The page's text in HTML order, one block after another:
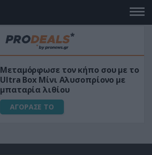
Μεταμόρφωσε τον κήπο σου με το
Ultra Box Μίνι Αλυσοπρίονο με
μπαταρία λιθίου
ΑΓΟΡΑΣΕ ΤΟ